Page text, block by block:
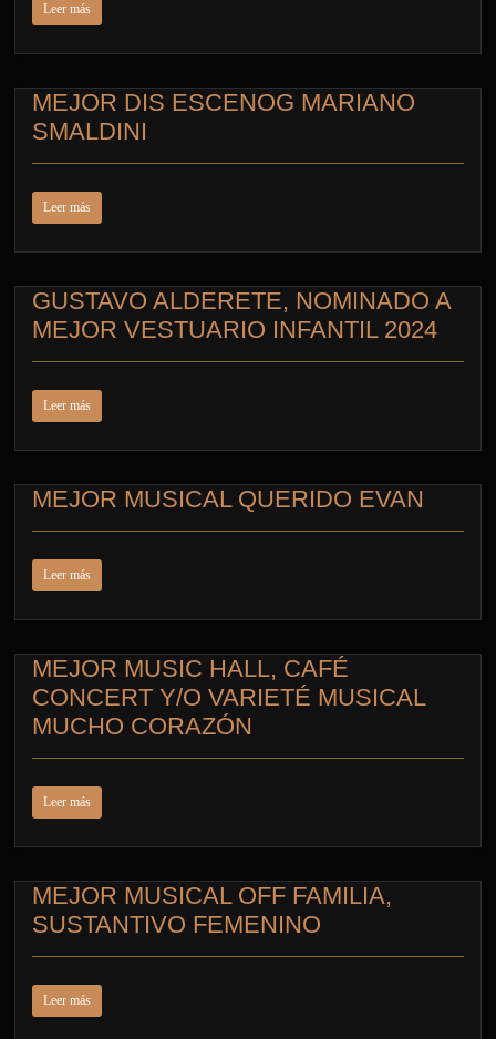
Leer más
MEJOR DIS ESCENOG MARIANO
SMALDINI
Leer más
GUSTAVO ALDERETE, NOMINADO A
MEJOR VESTUARIO INFANTIL 2024
Leer más
MEJOR MUSICAL QUERIDO EVAN
Leer más
MEJOR MUSIC HALL, CAFÉ
CONCERT Y/O VARIETÉ MUSICAL
MUCHO CORAZÓN
Leer más
MEJOR MUSICAL OFF FAMILIA,
SUSTANTIVO FEMENINO
Leer más